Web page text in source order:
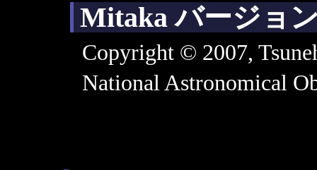
Mitaka バージョ
Copyright © 2007,
National Astronomical